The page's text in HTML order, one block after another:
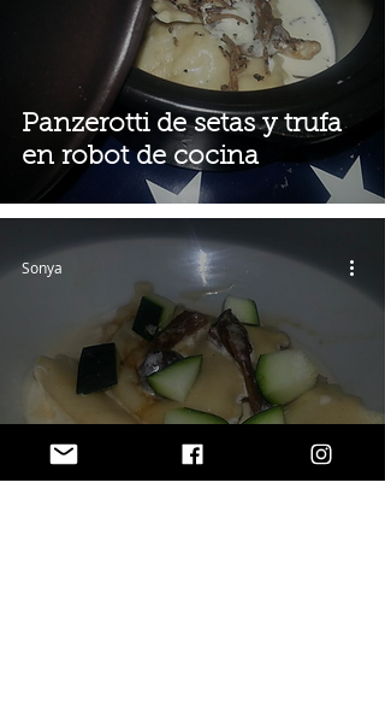
Panzerotti de setas y trufa
en robot de cocina
Sonya